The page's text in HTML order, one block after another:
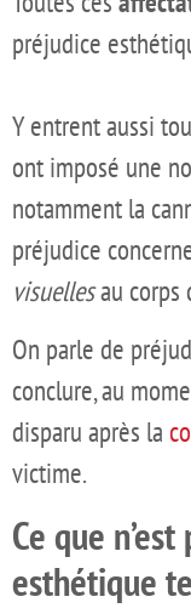
préjudice
Y entrent aussi
ont imposé une
notamment la
préjudice
visuellesau corps
On parle de
conclure, au
disparu après la
victime.
Ce que
esthétique